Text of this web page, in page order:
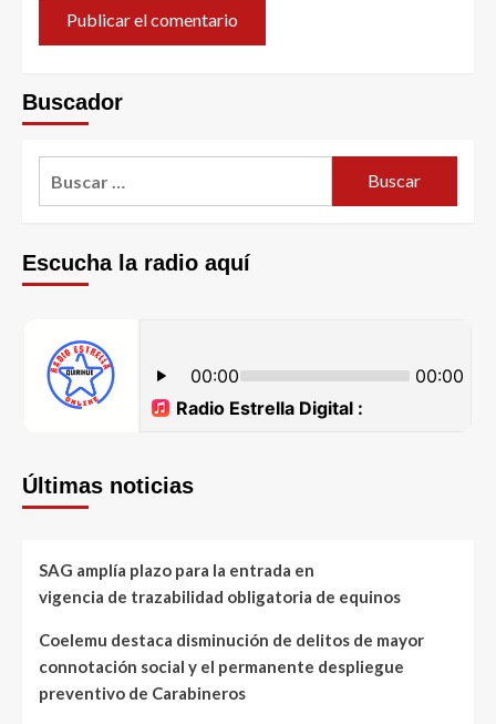
Buscador
Escucha la radio aquí
Últimas noticias
SAG amplía plazo para la entrada en
vigencia de trazabilidad obligatoria de equinos
Coelemu destaca disminución de delitos de mayor
connotación social y el permanente despliegue
preventivo de Carabineros